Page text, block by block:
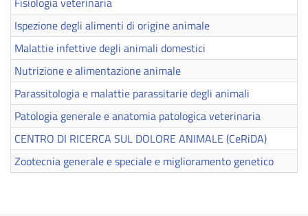
Ispezione degli alimenti di origine animale
Malattie infettive degli animali domestici
Nutrizione e alimentazione animale
Parassitologia e malattie parassitarie degli animali
Patologia generale e anatomia patologica veterinaria
CENTRO DI RICERCA SUL DOLORE ANIMALE (CeRiDA)
Zootecnia generale e speciale e miglioramento genetico